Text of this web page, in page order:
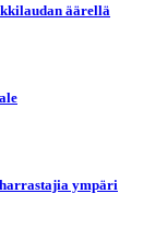
äärellä
ympäri